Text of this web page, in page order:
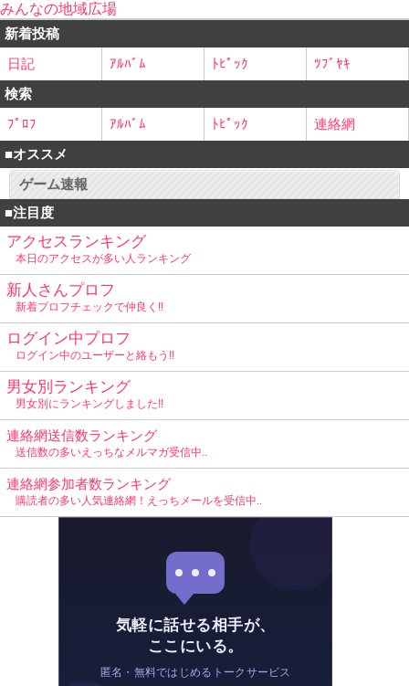
みんなの地域広場
新着投稿
日記
ｱﾙﾊﾞﾑ ﾄﾋﾟｯｸ
ﾂﾌﾞﾔｷ
検索
ﾌﾟﾛﾌ
ｱﾙﾊﾞﾑ ﾄﾋﾟｯｸ
連絡網
■オススメ
ゲーム速報
■注目度
アクセスランキング
本日のアクセスが多い人ランキング
新人さんプロフ
新着プロフチェックで仲良く!!
ログイン中プロフ
ログイン中のユーザーと絡もう!!
男女別ランキング
男女別にランキングしました!!
連絡網送信数ランキング
送信数の多いえっちなメルマガ受信中..
連絡網参加者数ランキング
購読者の多い人気連絡網！えっちメールを受信中..
気軽に話せる相手が、
ここにいる。
匿名・無料ではじめるトークサービス